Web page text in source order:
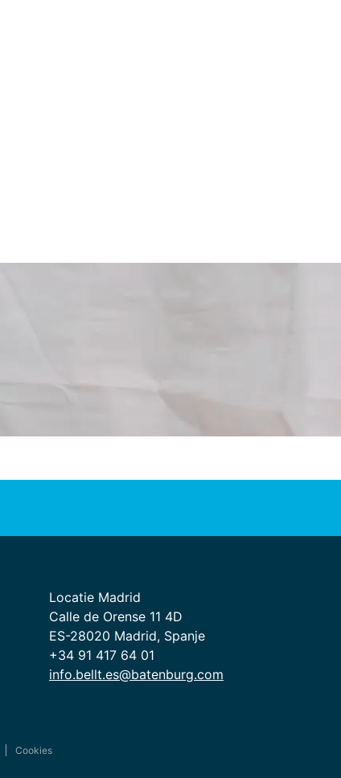
Locatie Madrid
Calle de Orense 11 4D
ES-28020 Madrid, Spanje
+34 91 417 64 01
info.bellt.es@batenburg.com
Cookies